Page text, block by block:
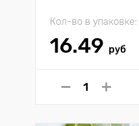
Кол-во в упаковке:
16.49 руб